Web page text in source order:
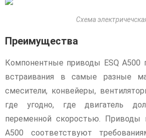
Схема
Преимущества
Компонентные приводы ESQ A500
встраивания в самые разные
смесители, конвейеры,
где угодно, где двигатель
переменной скоростью. Приводы
A500 соответствуют